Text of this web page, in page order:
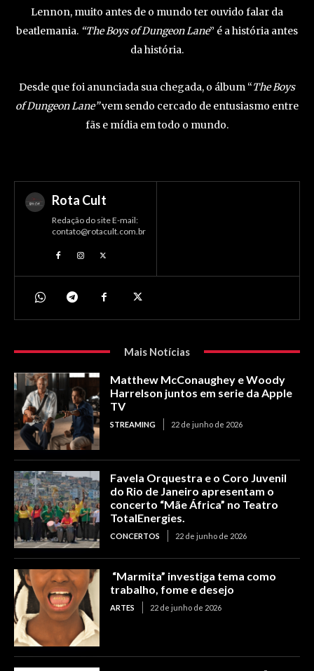
Lennon, muito antes de o mundo ter ouvido falar da
beatlemania. “The Boys of Dungeon Lane” é a história antes
da história.
Desde que foi anunciada sua chegada, o álbum “The Boys
of Dungeon Lane”vem sendo cercado de entusiasmo entre
fãs e mídia em todo o mundo.
Rota Cult
Redação do site E-mail:
contato@rotacult.com.br
Mais Notícias
Matthew McConaughey e Woody
Harrelson juntos em serie da Apple
TV
STREAMING 22 de junho de 2026
Favela Orquestra e o Coro Juvenil
do Rio de Janeiro apresentam o
concerto “Mãe África” no Teatro
TotalEnergies.
CONCERTOS 22 de junho de 2026
“Marmita” investiga tema como
trabalho, fome e desejo
ARTES 22 de junho de 2026